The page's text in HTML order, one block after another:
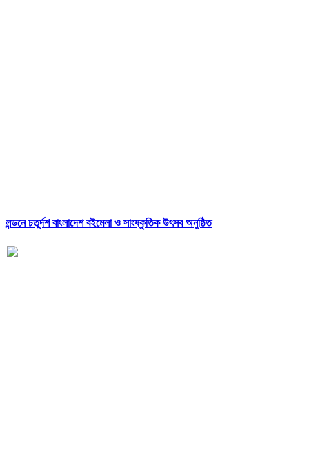
লন্ডনে চতুর্দশ বাংলাদেশ বইমেলা ও সাংষ্কৃতিক উৎসব অনুষ্ঠিত